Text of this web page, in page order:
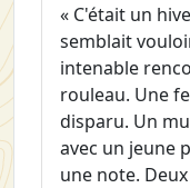
« C'était un
semblait
intenable
rouleau. Une
disparu. Un
avec un jeune
une note.